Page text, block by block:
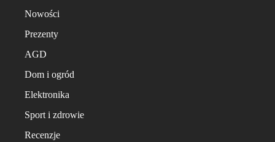
Nowości
Prezenty
AGD
Dom i ogród
Elektronika
Sport i zdrowie
Recenzje